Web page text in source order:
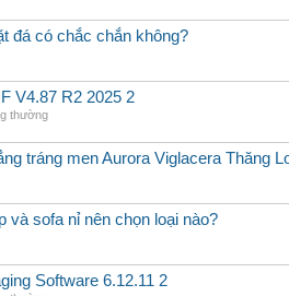
đá có chắc chắn không?
V4.87 R2 2025 2
thường
tráng men Aurora Viglacera Thăng
và sofa nỉ nên chọn loại nào?
Software 6.12.11 2